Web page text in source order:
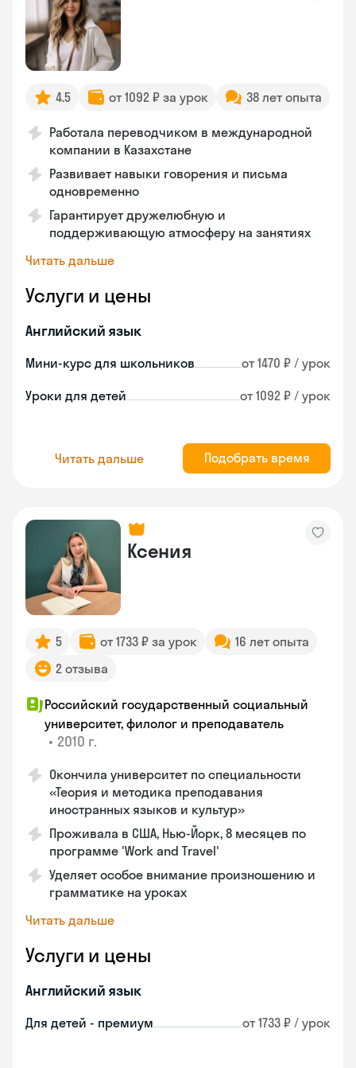
4.5 от 1092 ₽ за урок 38 лет опыта
Работала переводчиком в международной
компании в Казахстане
Развивает навыки говорения и письма
одновременно
Гарантирует дружелюбную и
поддерживающую атмосферу на занятиях
Читать дальше
Услуги и цены
Английский язык
Мини-курс для школьников от 1470 ₽ / урок
Уроки для детей от 1092 ₽ / урок
Читать дальше Подобрать время
Ксения
5 от 1733 ₽ за урок
16 лет опыта
2 отзыва
Российский государственный социальный
университет, филолог и преподаватель
• 2010 г.
Окончила университет по специальности
«Теория и методика преподавания
иностранных языков и культур»
Проживала в США, Нью-Йорк, 8 месяцев по
программе 'Work and Travel'
Уделяет особое внимание произношению и
грамматике на уроках
Читать дальше
Услуги и цены
Английский язык
Для детей - премиум от 1733 ₽ / урок